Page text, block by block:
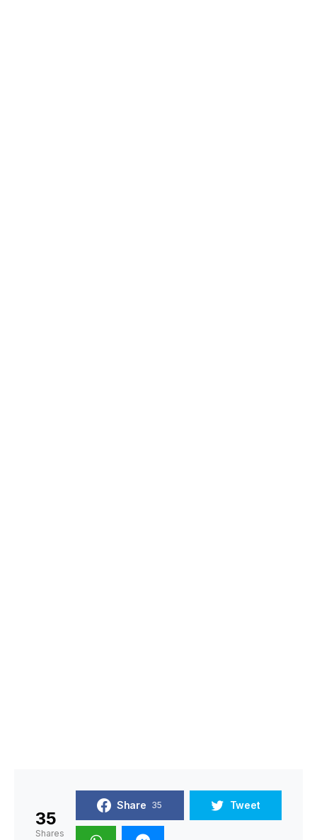
35
Shares
Share 35 Tweet